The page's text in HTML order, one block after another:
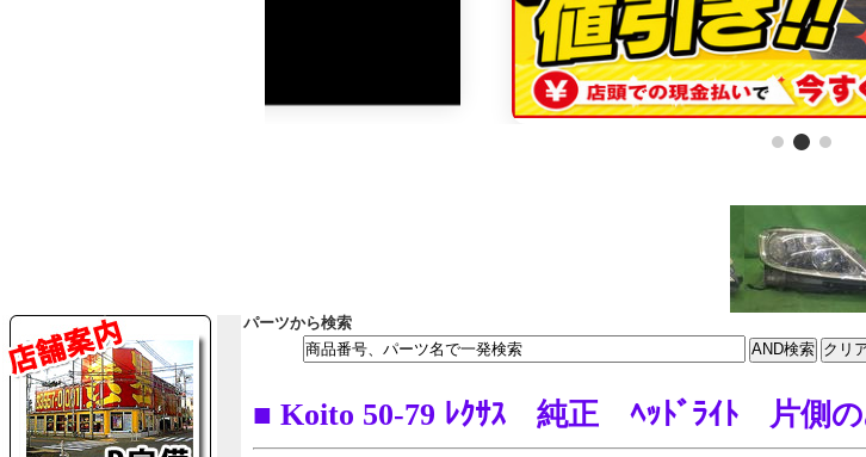
パーツから検索
■ Koito 50-79 ﾚｸｻｽ 純正 ﾍｯﾄﾞﾗｲﾄ 片側